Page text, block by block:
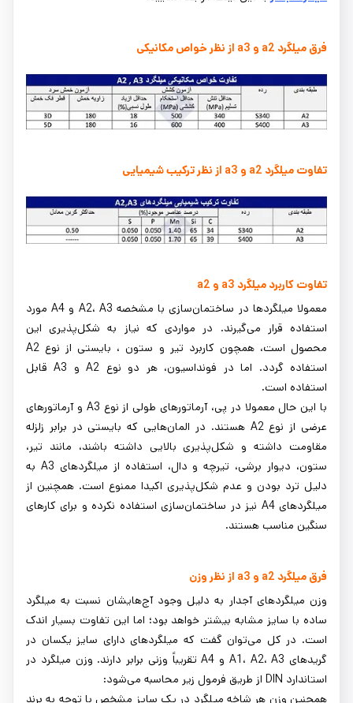
فرق میلگرد a2 و a3 از نظر خواص مکانیکی
تفاوت میلگرد a2 و a3 از نظر ترکیب شیمیایی
تفاوت کاربرد میلگرد a3 و a2
معمولا میلگردها در ساختمان‌سازی با مشخصه A2، A3 و A4 مورد
استفاده قرار می‌گیرند. در مواردی که نیاز به شکل‌پذیری این
محصول است، همچون کاربرد تیر و ستون ، بایستی از نوع A2
استفاده گردد. اما در فونداسیون، هر دو نوع A2 و A3 قابل
استفاده است.
با این حال معمولا در پی، آرماتورهای طولی از نوع A3 و آرماتورهای
عرضی از نوع A2 هستند. در المان‌هایی که بایستی در برابر زلزله
مقاومت داشته و شکل‌پذیری بالایی داشته باشند، مانند تیر،
ستون، دیوار برشی، تیرچه و دال، استفاده از میلگردهای A3 به
دلیل ترد بودن و عدم شکل‌پذیری اکیدا ممنوع است. همچنین از
میلگردهای A4 نیز در ساختمان‌سازی استفاده نکرده و برای کارهای
سنگین مناسب هستند.
فرق میلگرد a2 و a3 از نظر وزن
وزن میلگردهای آجدار به دلیل وجود آج‌هایشان نسبت به میلگرد
ساده با سایز مشابه بیشتر خواهد بود؛ اما این تفاوت بسیار اندک
است. در کل می‌توان گفت که میلگردهای دارای سایز یکسان در
گریدهای A1، A2، A3 و A4 تقریباً وزنی برابر دارند. وزن میلگرد در
استاندارد DIN از طریق فرمول زیر محاسبه می‌شود:
همچنین وزن هر شاخه میلگرد در یک سایز مشخص با توجه به برند